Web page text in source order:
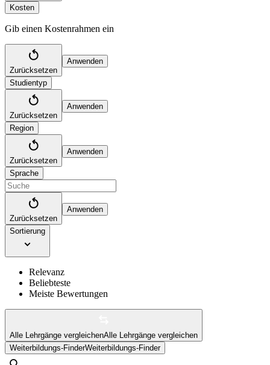
Kosten
Gib einen Kostenrahmen ein
Zurücksetzen
Anwenden
Studientyp
Zurücksetzen
Anwenden
Region
Zurücksetzen
Anwenden
Sprache
Zurücksetzen
Anwenden
Sortierung
Relevanz
Beliebteste
Meiste Bewertungen
Alle Lehrgänge vergleichenAlle Lehrgänge vergleichen
Weiterbildungs-FinderWeiterbildungs-Finder